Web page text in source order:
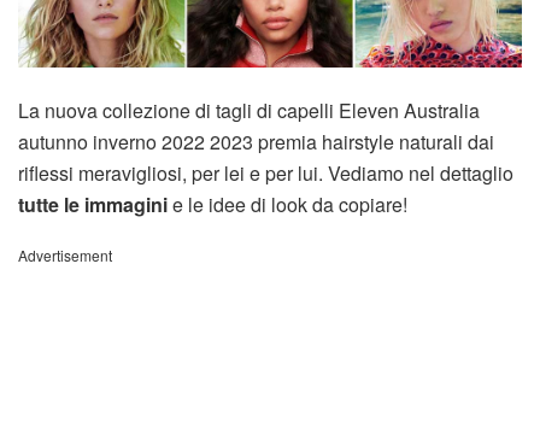
La nuova collezione di tagli di capelli Eleven Australia
autunno inverno 2022 2023 premia hairstyle naturali dai
riflessi meravigliosi, per lei e per lui. Vediamo nel dettaglio
tutte le immaginie le idee di look da copiare!
Advertisement